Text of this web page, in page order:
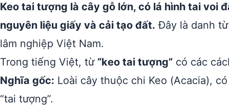
Keo tai tượng là cây gỗ lớn, có lá hình tai voi
nguyên liệu giấy và cải tạo đất. Đây là danh
lâm nghiệp Việt Nam.
Trong tiếng Việt, từ “keo tai tượng” có các
Nghĩa gốc: Loài cây thuộc chi Keo (Acacia),
“tai tượng”.